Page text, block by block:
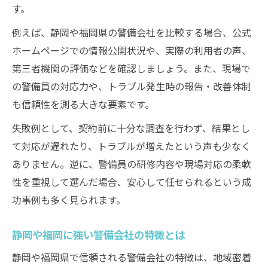
信頼できる警備会社の見極め方法を伝授
警備会社の信頼性はどこで判断するか
口コミや評判を警備会社選びに活かす方法
優良な警備会社の特徴と選定ポイント
警備会社ランキングを参考にするコツ
警備会社の実績や導入事例の確認方法
警備会社における人手不足問題と対応策
警備業界を悩ませる人手不足の実態とは
警備会社が進める人材確保の最新戦略
労働環境改善で警備員確保を目指す動き
す。
例えば、静岡や福岡県の警備会社を比較する場合、公式
ホームページでの情報公開状況や、実際の利用者の声、
第三者機関の評価などを確認しましょう。また、現場で
の警備員の対応力や、トラブル発生時の報告・改善体制
も信頼性を測る大きな要素です。
失敗例として、契約前に十分な調査を行わず、結果とし
て対応が遅れたり、トラブルが増えたという声も少なく
ありません。逆に、警備員の研修内容や現場対応の柔軟
性を重視して選んだ場合、安心して任せられるという成
功事例も多く見られます。
静岡や福岡に強い警備会社の特徴とは
静岡や福岡県で信頼される警備会社の特徴は、地域密着